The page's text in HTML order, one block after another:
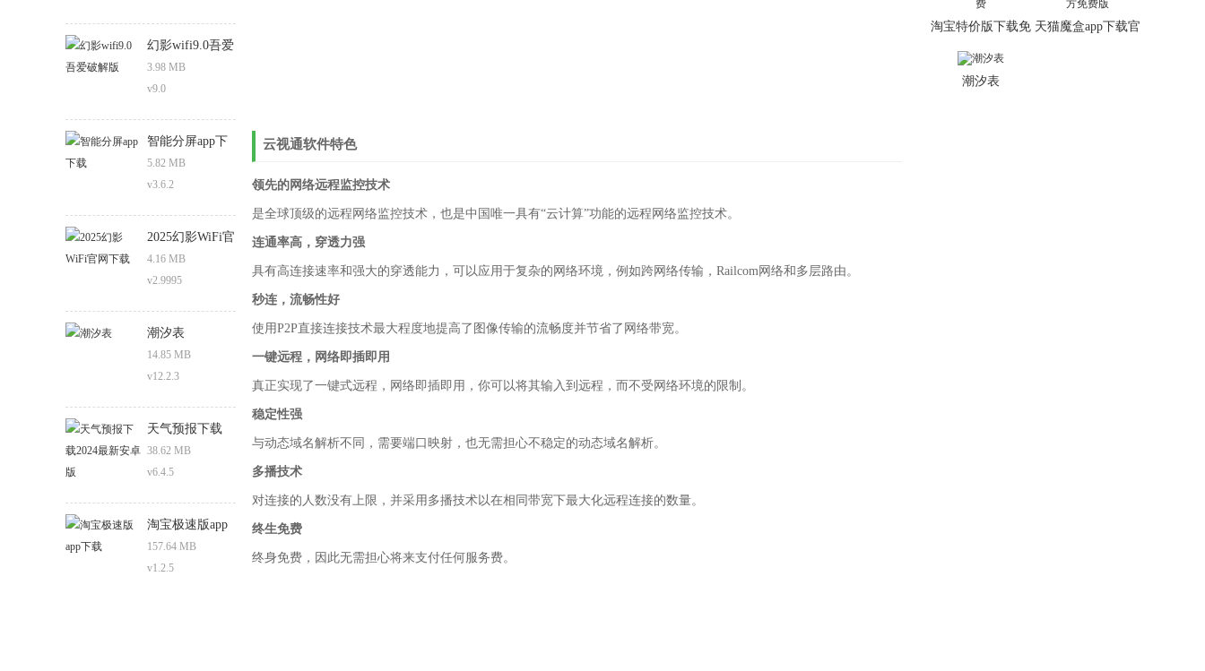
幻影wifi9.0吾爱
破解版
3.98 MB
v9.0
智能分屏app下
载
5.82 MB
v3.6.2
2025幻影WiFi官
网下载
4.16 MB
v2.9995
潮汐表
14.85 MB
v12.2.3
天气预报下载
2024最新安卓版
38.62 MB
v6.4.5
淘宝极速版app
下载
157.64 MB
v1.2.5
云视通软件特色
领先的网络远程监控技术
是全球顶级的远程网络监控技术，也是中国唯一具有“云计算”功能的远程网络监控技术。
连通率高，穿透力强
具有高连接速率和强大的穿透能力，可以应用于复杂的网络环境，例如跨网络传输，Railcom网络和多层路由。
秒连，流畅性好
使用P2P直接连接技术最大程度地提高了图像传输的流畅度并节省了网络带宽。
一键远程，网络即插即用
真正实现了一键式远程，网络即插即用，你可以将其输入到远程，而不受网络环境的限制。
稳定性强
与动态域名解析不同，需要端口映射，也无需担心不稳定的动态域名解析。
多播技术
对连接的人数没有上限，并采用多播技术以在相同带宽下最大化远程连接的数量。
终生免费
终身免费，因此无需担心将来支付任何服务费。
淘宝特价版下载免 天猫魔盒app下载官
潮汐表